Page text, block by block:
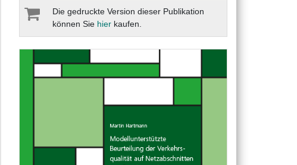
Die gedruckte Version dieser Publikation
können Sie hier kaufen.